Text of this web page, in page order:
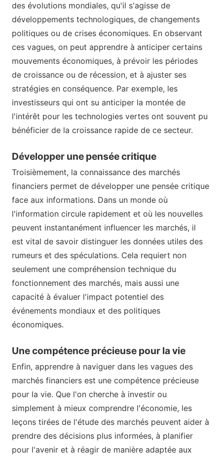
des évolutions mondiales, qu'il s'agisse de
développements technologiques, de changements
politiques ou de crises économiques. En observant
ces vagues, on peut apprendre à anticiper certains
mouvements économiques, à prévoir les périodes
de croissance ou de récession, et à ajuster ses
stratégies en conséquence. Par exemple, les
investisseurs qui ont su anticiper la montée de
l'intérêt pour les technologies vertes ont souvent pu
bénéficier de la croissance rapide de ce secteur.
Développer une pensée critique
Troisièmement, la connaissance des marchés
financiers permet de développer une pensée critique
face aux informations. Dans un monde où
l'information circule rapidement et où les nouvelles
peuvent instantanément influencer les marchés, il
est vital de savoir distinguer les données utiles des
rumeurs et des spéculations. Cela requiert non
seulement une compréhension technique du
fonctionnement des marchés, mais aussi une
capacité à évaluer l'impact potentiel des
événements mondiaux et des politiques
économiques.
Une compétence précieuse pour la vie
Enfin, apprendre à naviguer dans les vagues des
marchés financiers est une compétence précieuse
pour la vie. Que l'on cherche à investir ou
simplement à mieux comprendre l'économie, les
leçons tirées de l'étude des marchés peuvent aider à
prendre des décisions plus informées, à planifier
pour l'avenir et à réagir de manière adaptée aux